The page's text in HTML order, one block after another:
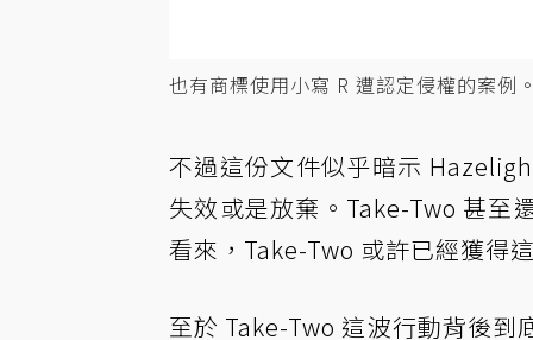
也有商標使用小寫 R 遭認定侵權的案例
不過這份文件似乎暗示
失效或是放棄。Take-Two 甚至
看來，Take-Two 或許已經獲得
至於 Take-Two 這波行動背後